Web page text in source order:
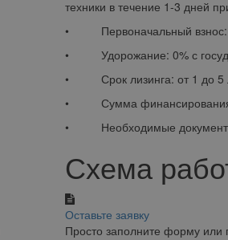
техники в течение 1-3 дней
• Первоначальный взнос:
• Удорожание: 0% с
• Срок лизинга: от 1 до 5
• Сумма финансирования:
• Необходимые
Схема
Оставьте заявку
Просто заполните форму или